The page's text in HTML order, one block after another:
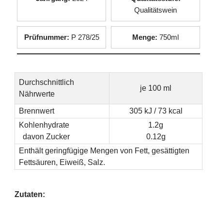
Qualitätswein
Prüfnummer: P 278/25 Menge: 750ml
Durchschnittlich
Nährwerte
je 100 ml
Brennwert
305 kJ / 73 kcal
Kohlenhydrate
davon Zucker
1.2g
0.12g
Enthält geringfügige Mengen von Fett, gesättigten
Fettsäuren, Eiweiß, Salz.
Zutaten: